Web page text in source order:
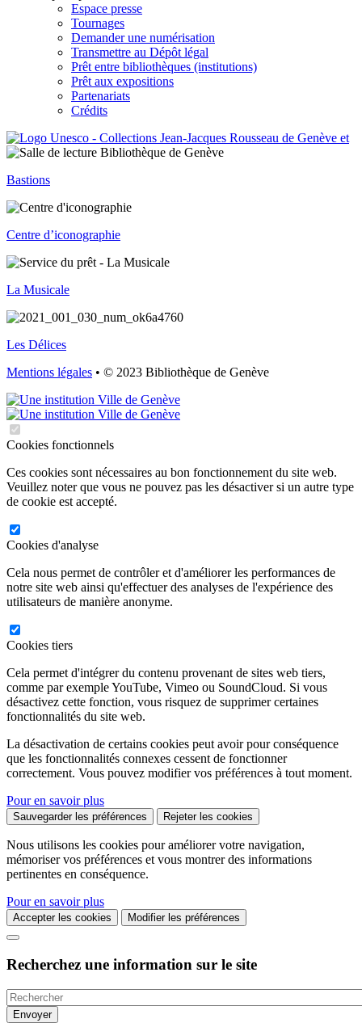
Espace presse
Tournages
Demander une numérisation
Transmettre au Dépôt légal
Prêt entre bibliothèques (institutions)
Prêt aux expositions
Partenariats
Crédits
Bastions
Centre d’iconographie
La Musicale
Les Délices
Mentions légales • © 2023 Bibliothèque de Genève
Cookies fonctionnels
Ces cookies sont nécessaires au bon fonctionnement du site web.
Veuillez noter que vous ne pouvez pas les désactiver si un autre type
de cookie est accepté.
Cookies d'analyse
Cela nous permet de contrôler et d'améliorer les performances de
notre site web ainsi qu'effectuer des analyses de l'expérience des
utilisateurs de manière anonyme.
Cookies tiers
Cela permet d'intégrer du contenu provenant de sites web tiers,
comme par exemple YouTube, Vimeo ou SoundCloud. Si vous
désactivez cette fonction, vous risquez de supprimer certaines
fonctionnalités du site web.
La désactivation de certains cookies peut avoir pour conséquence
que les fonctionnalités connexes cessent de fonctionner
correctement. Vous pouvez modifier vos préférences à tout moment.
Pour en savoir plus
Sauvegarder les préférences Rejeter les cookies
Nous utilisons les cookies pour améliorer votre navigation,
mémoriser vos préférences et vous montrer des informations
pertinentes en conséquence.
Pour en savoir plus
Accepter les cookies Modifier les préférences
Recherchez une information sur le site